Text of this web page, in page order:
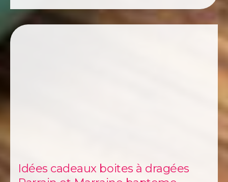
Idées cadeaux boites à dragées